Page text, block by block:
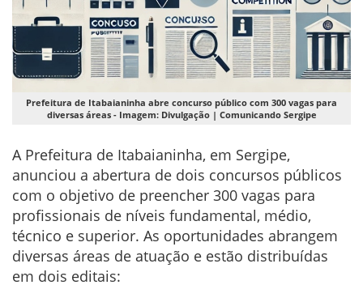
Prefeitura de Itabaianinha abre concurso público com 300 vagas para
diversas áreas - Imagem: Divulgação | Comunicando Sergipe
A Prefeitura de Itabaianinha, em Sergipe,
anunciou a abertura de dois concursos públicos
com o objetivo de preencher 300 vagas para
profissionais de níveis fundamental, médio,
técnico e superior. As oportunidades abrangem
diversas áreas de atuação e estão distribuídas
em dois editais: